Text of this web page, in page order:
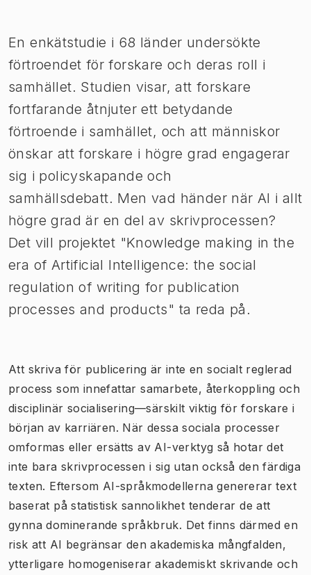
En enkätstudie i 68 länder undersökte
förtroendet för forskare och deras roll i
samhället. Studien visar, att forskare
fortfarande åtnjuter ett betydande
förtroende i samhället, och att människor
önskar att forskare i högre grad engagerar
sig i policyskapande och
samhällsdebatt. Men vad händer när AI i allt
högre grad är en del av skrivprocessen?
Det vill projektet "Knowledge making in the
era of Artificial Intelligence: the social
regulation of writing for publication
processes and products" ta reda på.
Att skriva för publicering är inte en socialt reglerad
process som innefattar samarbete, återkoppling och
disciplinär socialisering—särskilt viktig för forskare i
början av karriären. När dessa sociala processer
omformas eller ersätts av AI-verktyg så hotar det
inte bara skrivprocessen i sig utan också den färdiga
texten. Eftersom AI-språkmodellerna genererar text
baserat på statistisk sannolikhet tenderar de att
gynna dominerande språkbruk. Det finns därmed en
risk att AI begränsar den akademiska mångfalden,
ytterligare homogeniserar akademiskt skrivande och